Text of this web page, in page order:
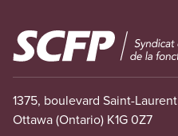
Image
1375, boulevard Saint-Laurent
Ottawa (Ontario) K1G 0Z7